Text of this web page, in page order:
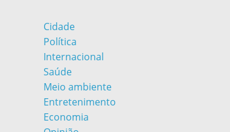
Cidade
Política
Internacional
Saúde
Meio ambiente
Entretenimento
Economia